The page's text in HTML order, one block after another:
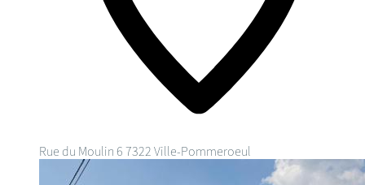
Rue du Moulin 6 7322 Ville-Pommeroeul